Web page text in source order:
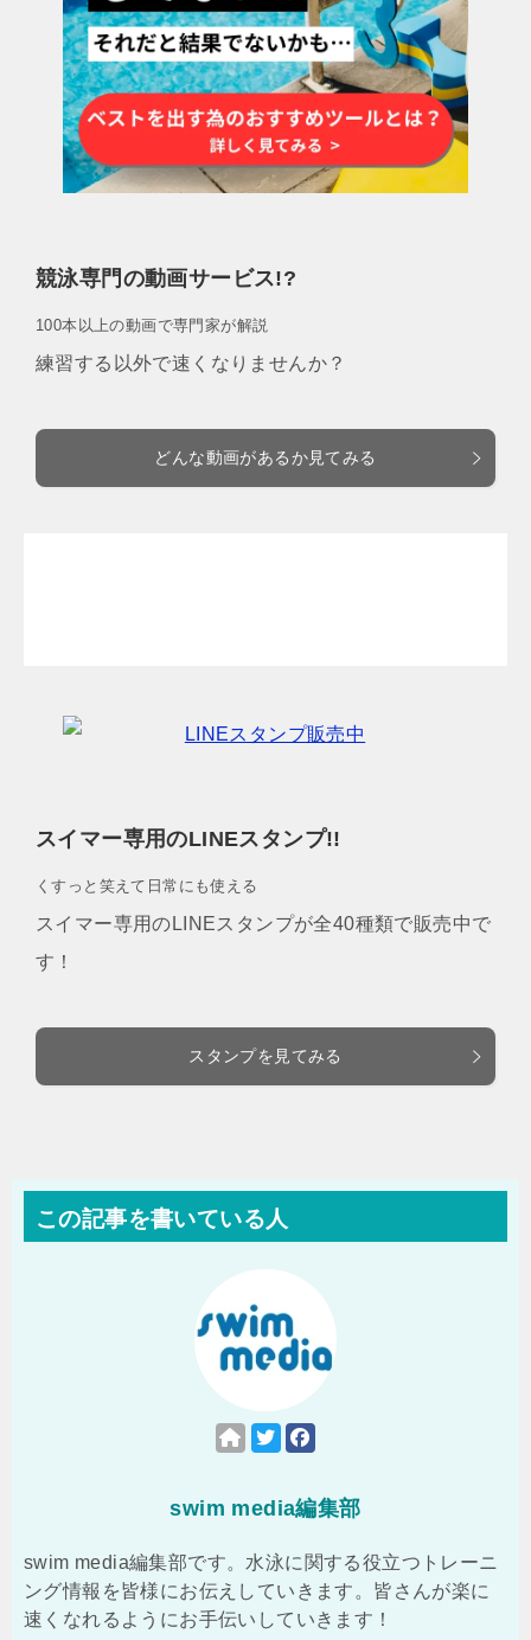
競泳専門の動画サービス!?
100本以上の動画で専門家が解説
練習する以外で速くなりませんか？
どんな動画があるか見てみる
スイマー専用のLINEスタンプ!!
くすっと笑えて日常にも使える
スイマー専用のLINEスタンプが全40種類で販売中で
す！
スタンプを見てみる
この記事を書いている人
swim media編集部
swim media編集部です。水泳に関する役立つトレーニ
ング情報を皆様にお伝えしていきます。皆さんが楽に
速くなれるようにお手伝いしていきます！